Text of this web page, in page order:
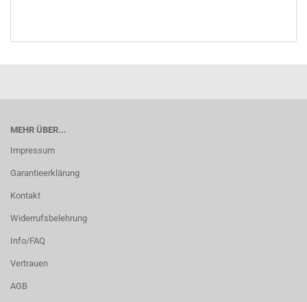
MEHR ÜBER...
Impressum
Garantieerklärung
Kontakt
Widerrufsbelehrung
Info/FAQ
Vertrauen
AGB